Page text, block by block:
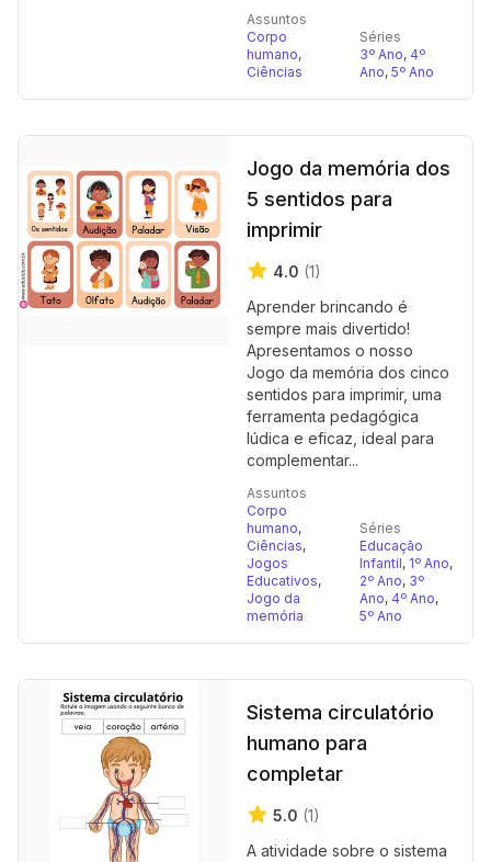
Assuntos
Corpo
humano,
Ciências
Séries
3º Ano, 4º
Ano, 5º Ano
Jogo da memória dos
5 sentidos para
imprimir
4.0 (1)
Aprender brincando é
sempre mais divertido!
Apresentamos o nosso
Jogo da memória dos cinco
sentidos para imprimir, uma
ferramenta pedagógica
lúdica e eficaz, ideal para
complementar...
Assuntos
Corpo
humano,
Ciências,
Jogos
Educativos,
Jogo da
memória
Séries
Educação
Infantil, 1º Ano,
2º Ano, 3º
Ano, 4º Ano,
5º Ano
Sistema circulatório
humano para
completar
5.0 (1)
A atividade sobre o sistema